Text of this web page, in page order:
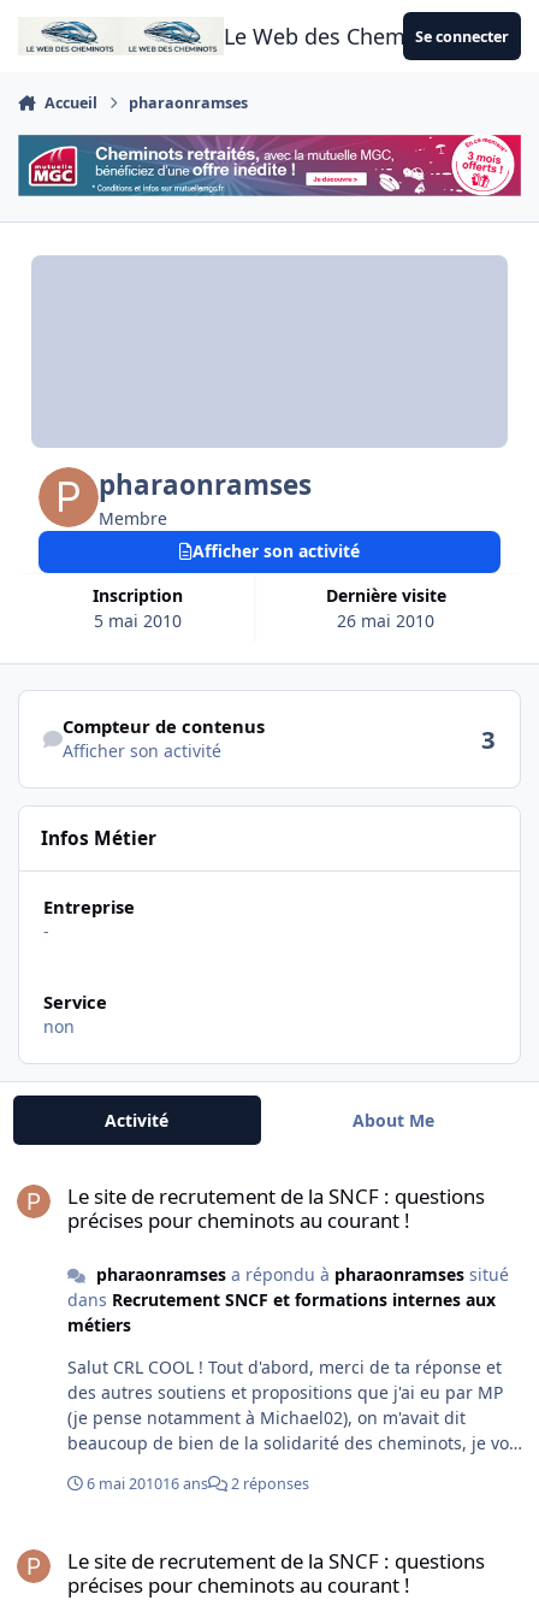
Aller au contenu
Le Web des CheminotsSe connecter
Accueil pharaonramses
pharaonramses
Membre
Inscription
5 mai 2010
Dernière visite
26 mai 2010
Afficher son activité
Afficher son activité
Compteur de contenus
Afficher son activité 3
Infos Métier
Entreprise
-
Service
non
Activité About Me
Le site de recrutement de la SNCF : questions
précises pour cheminots au courant !
pharaonramsesa répondu à pharaonramsessitué
dans Recrutement SNCF et formations internes aux
métiers
Salut CRL COOL ! Tout d'abord, merci de ta réponse et
des autres soutiens et propositions que j'ai eu par MP
(je pense notamment à Michael02), on m'avait dit
beaucoup de bien de la solidarité des cheminots, je vois
de vous rejoindre en tout cas, et ça c'est déjà
métier n'est pas forcément au mieux en ce qui concerne
l'embauche. Mais autant tenter le tout pour le tout !
6 mai 201016 ans 2 réponses
Le site de recrutement de la SNCF : questions
précises pour cheminots au courant !